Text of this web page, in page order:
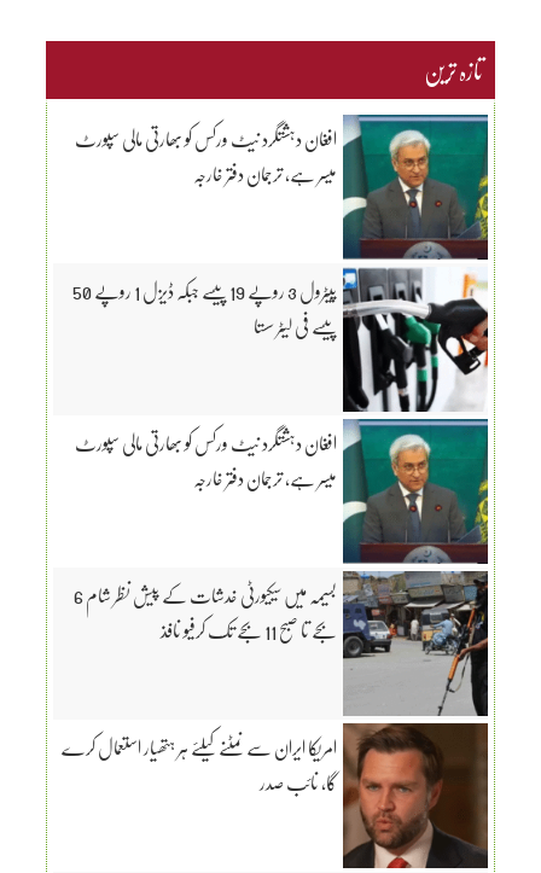
تازہ ترین
افغان دہشتگرد نیٹ ورکس کو بھارتی مالی سپورٹ
میسر ہے، ترجمان دفتر خارجہ
پیٹرول 3 روپے 19 پیسے جبکہ ڈیزل 1 روپے 50
پیسے فی لیٹر سستا
افغان دہشتگرد نیٹ ورکس کو بھارتی مالی سپورٹ
میسر ہے، ترجمان دفتر خارجہ
بسیمہ میں سیکیورٹی خدشات کے پیش نظر شام 6
بجے تا صبح 11 بجے تک کرفیو نافذ
امریکا ایران سے نمٹنے کیلئے ہر ہتھیار استعمال کرے
گا، نائب صدر